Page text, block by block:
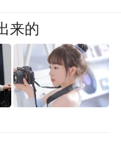
来的